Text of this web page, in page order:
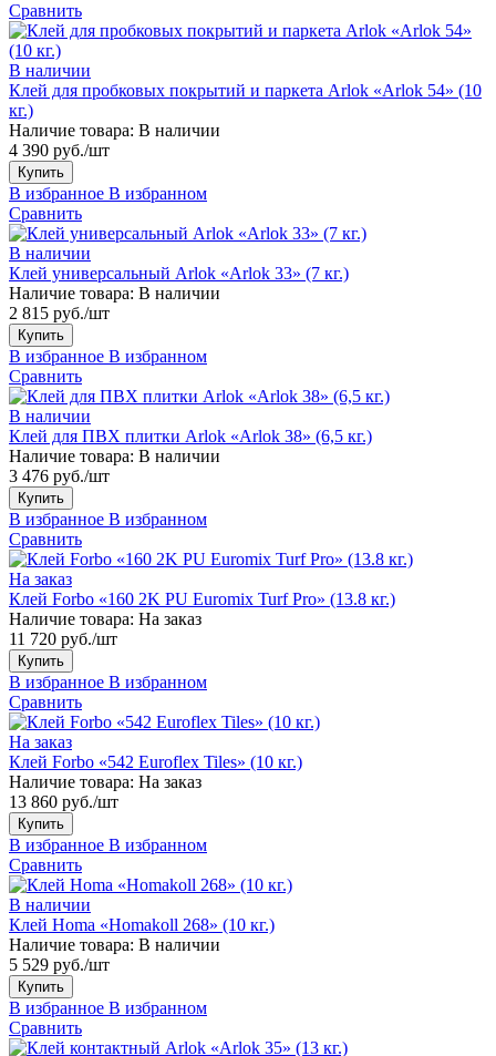
Сравнить
В наличии
Клей для пробковых покрытий и паркета Arlok «Arlok 54» (10
кг.)
Наличие товара: В наличии
4 390 руб./шт
Купить
В избранное В избранном
Сравнить
В наличии
Клей универсальный Arlok «Arlok 33» (7 кг.)
Наличие товара: В наличии
2 815 руб./шт
Купить
В избранное В избранном
Сравнить
В наличии
Клей для ПВХ плитки Arlok «Arlok 38» (6,5 кг.)
Наличие товара: В наличии
3 476 руб./шт
Купить
В избранное В избранном
Сравнить
На заказ
Клей Forbo «160 2K PU Euromix Turf Pro» (13.8 кг.)
Наличие товара: На заказ
11 720 руб./шт
Купить
В избранное В избранном
Сравнить
На заказ
Клей Forbo «542 Euroflex Tiles» (10 кг.)
Наличие товара: На заказ
13 860 руб./шт
Купить
В избранное В избранном
Сравнить
В наличии
Клей Homa «Homakoll 268» (10 кг.)
Наличие товара: В наличии
5 529 руб./шт
Купить
В избранное В избранном
Сравнить